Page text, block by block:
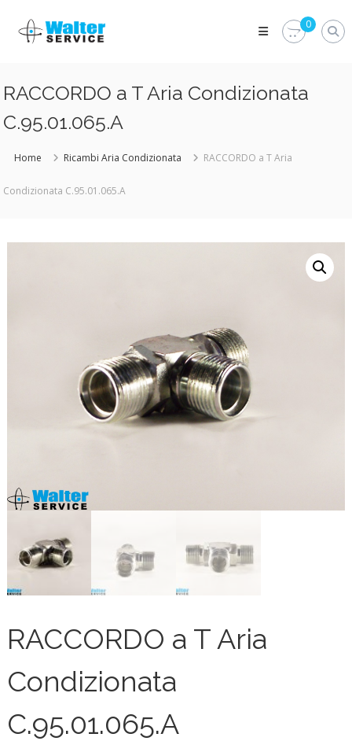
content
Walter
Service
parti
del
veicolo?
Walter
0
RACCORDO a T Aria Condizionata
C.95.01.065.A
Home Ricambi Aria Condizionata RACCORDO a T Aria
Condizionata C.95.01.065.A
RACCORDO a T Aria
Condizionata
C.95.01.065.A